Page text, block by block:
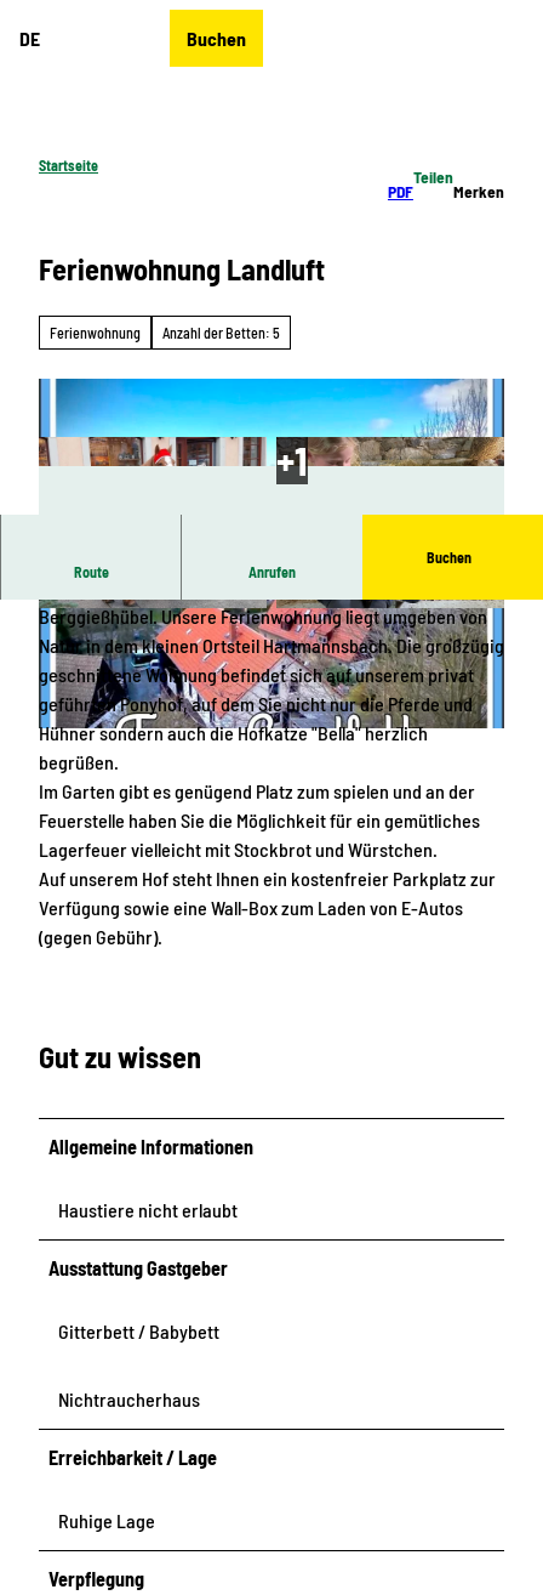
DE Buchen
Startseite
PDF
Teilen
Merken
Ferienwohnung Landluft
Ferienwohnung Anzahl der Betten: 5
© Stephanie Thiele |CC-BY-SA
© Stephanie Thiele |CC-BY-SA © Stephanie Thiele |CC-BY-SA
Route Anrufen
Buchen
Berggießhübel. Unsere Ferienwohnung liegt umgeben von
Natur in dem kleinen Ortsteil Hartmannsbach. Die großzügig
geschnittene Wohnung befindet sich auf unserem privat
geführten Ponyhof, auf dem Sie nicht nur die Pferde und
Hühner sondern auch die Hofkatze "Bella" herzlich
begrüßen.
Im Garten gibt es genügend Platz zum spielen und an der
Feuerstelle haben Sie die Möglichkeit für ein gemütliches
Lagerfeuer vielleicht mit Stockbrot und Würstchen.
Auf unserem Hof steht Ihnen ein kostenfreier Parkplatz zur
Verfügung sowie eine Wall-Box zum Laden von E-Autos
(gegen Gebühr).
Gut zu wissen
Allgemeine Informationen
Haustiere nicht erlaubt
Ausstattung Gastgeber
Gitterbett / Babybett
Nichtraucherhaus
Erreichbarkeit / Lage
Ruhige Lage
Verpflegung